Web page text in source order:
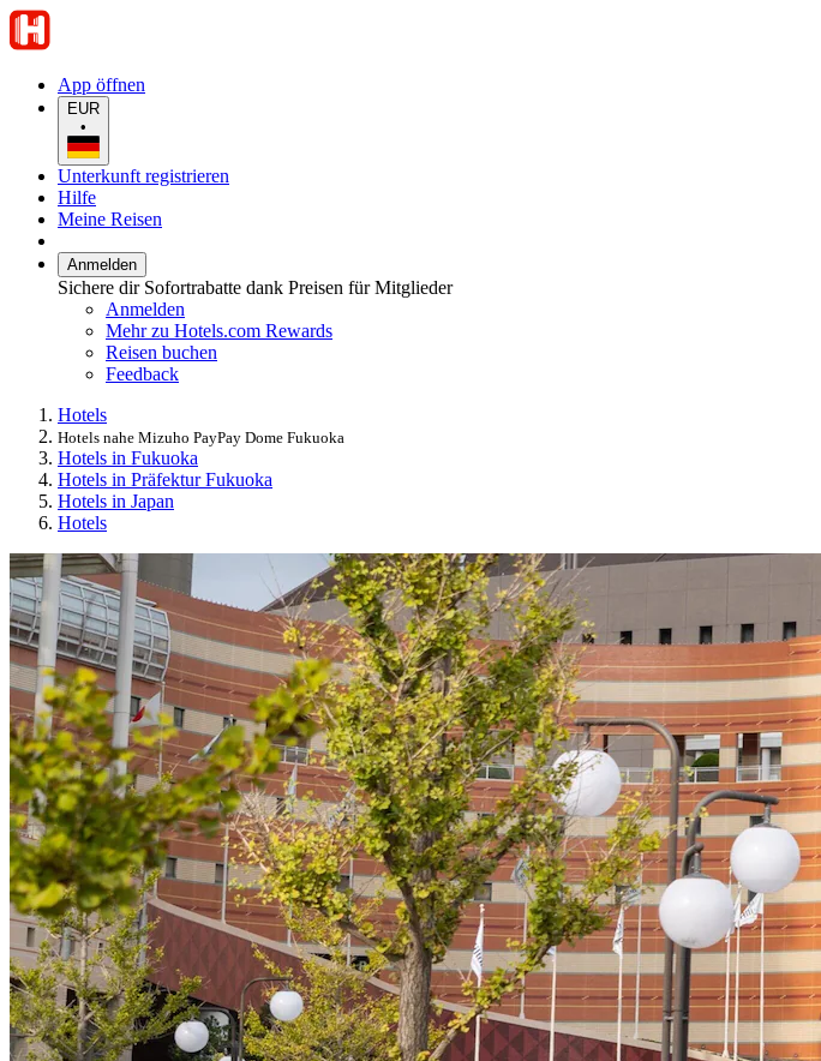
App öffnen
EUR
•
Unterkunft registrieren
Hilfe
Meine Reisen
Anmelden
Sichere dir Sofortrabatte dank Preisen für Mitglieder
Anmelden
Mehr zu Hotels.com Rewards
Reisen buchen
Feedback
Hotels
Hotels nahe Mizuho PayPay Dome Fukuoka
Hotels in Fukuoka
Hotels in Präfektur Fukuoka
Hotels in Japan
Hotels